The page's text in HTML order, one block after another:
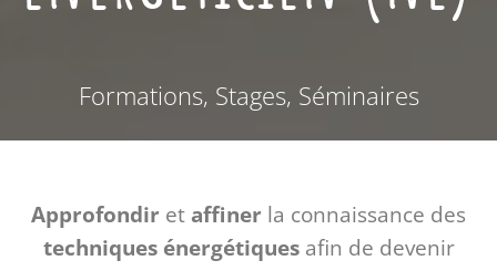
Formations, Stages, Séminaires
Approfondir et affiner la connaissance des
techniques énergétiquesafin de devenir